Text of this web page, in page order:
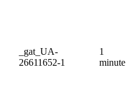
_gat_UA-
26611652-1
1
minute